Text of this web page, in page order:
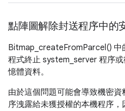
點陣圖解除封送程序中的
Bitmap_createFromParcel() 中
程式終止 system_server 程序
憶體資料。
由於這個問題可能會導致機密
序洩露給未獲授權的本機程序，